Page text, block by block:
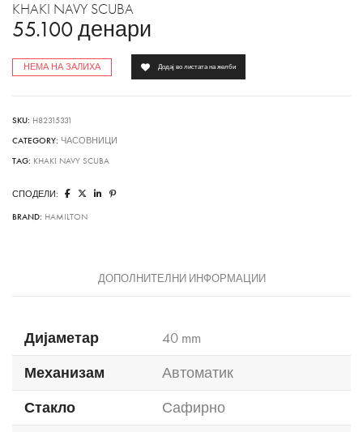
KHAKI NAVY SCUBA
55.100 денари
НЕМА НА ЗАЛИХА Додај во листата на желби
SKU: H82315331
CATEGORY: ЧАСОВНИЦИ
TAG: KHAKI NAVY SCUBA
СПОДЕЛИ:
BRAND: HAMILTON
ДОПОЛНИТЕЛНИ ИНФОРМАЦИИ
Дијаметар
40 mm
Механизам
Автоматик
Стакло
Сафирно